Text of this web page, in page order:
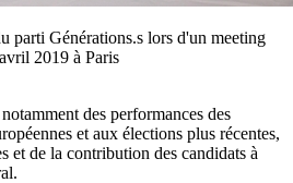
parti Générations.s lors d'un meeting
2019 à Paris
des performances des
et aux élections plus récentes,
et de la contribution des candidats à